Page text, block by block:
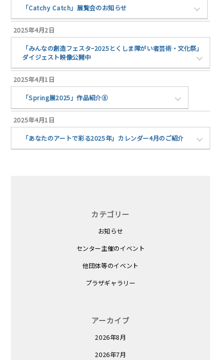
「Catchy Catch」展覧会のお知らせ
2025年4月2日
「みんなの創造フェスタｰ2025とくしま障がい者芸術・文化祭」
ダイジェスト映像公開中
2025年4月1日
「Spring展2025」作品紹介⑧
2025年4月1日
「あなたのアートで彩る2025年」カレンダー4月のご紹介
カテゴリー
お知らせ
センター主催のイベント
他団体等のイベント
プラザギャラリー
アーカイブ
2026年8月
2026年7月